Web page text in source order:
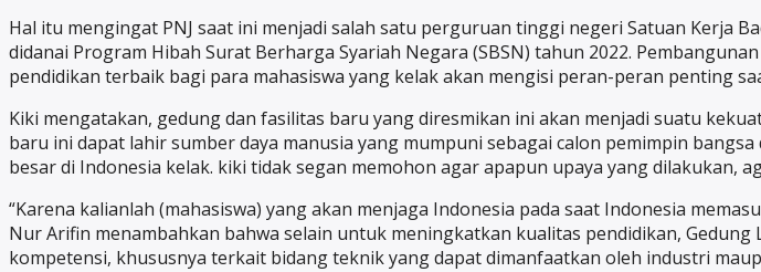
Hal itu mengingat PNJ saat ini menjadi salah satu perguruan tinggi negeri Satuan Kerja
didanai Program Hibah Surat Berharga Syariah Negara (SBSN) tahun 2022.
pendidikan terbaik bagi para mahasiswa yang kelak akan mengisi peran-peran penting
Kiki mengatakan, gedung dan fasilitas baru yang diresmikan ini akan menjadi suatu
baru ini dapat lahir sumber daya manusia yang mumpuni sebagai calon pemimpin
besar di Indonesia kelak. kiki tidak segan memohon agar apapun upaya yang dilakukan,
“Karena kalianlah (mahasiswa) yang akan menjaga Indonesia pada saat Indonesia
Nur Arifin menambahkan bahwa selain untuk meningkatkan kualitas pendidikan,
kompetensi, khususnya terkait bidang teknik yang dapat dimanfaatkan oleh industri